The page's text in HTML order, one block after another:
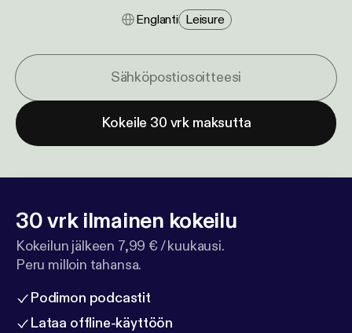
Englanti Leisure
Kokeile 30 vrk maksutta
30 vrk ilmainen kokeilu
Kokeilun jälkeen 7,99 € / kuukausi.
Peru milloin tahansa.
Podimon podcastit
Lataa offline-käyttöön